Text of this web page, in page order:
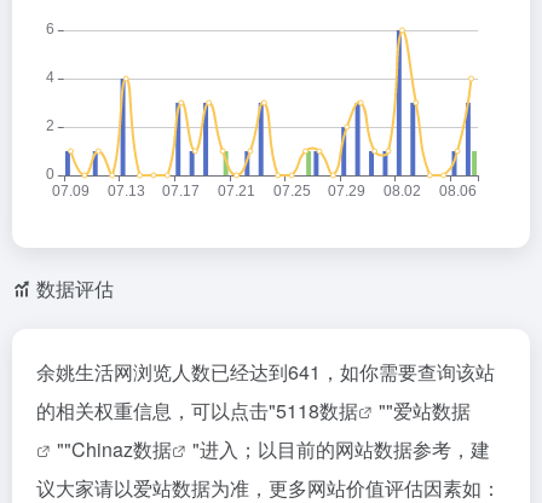
数据评估
余姚生活网浏览人数已经达到641，如你需要查询该站
的相关权重信息，可以点击"5118数据 ""爱站数据
""Chinaz数据
"进入；以目前的网站数据参考，建
议大家请以爱站数据为准，更多网站价值评估因素如：